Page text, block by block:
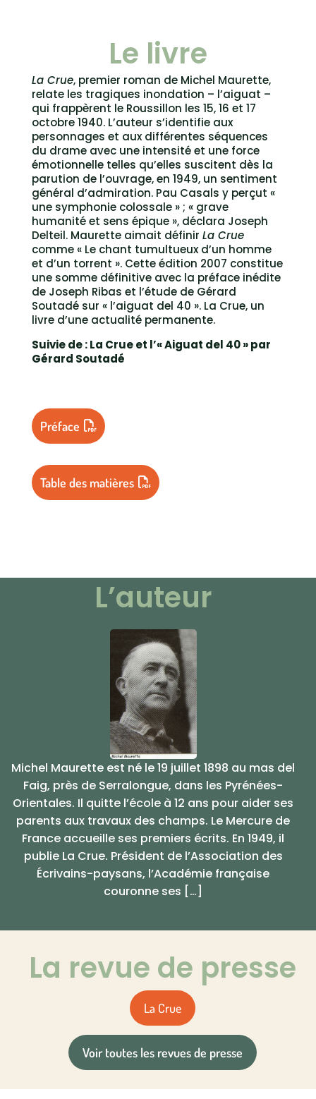
Le livre
La Crue, premier roman de Michel Maurette,
relate les tragiques inondation – l’aiguat –
qui frappèrent le Roussillon les 15, 16 et 17
octobre 1940. L’auteur s’identifie aux
personnages et aux différentes séquences
du drame avec une intensité et une force
émotionnelle telles qu’elles suscitent dès la
parution de l’ouvrage, en 1949, un sentiment
général d’admiration. Pau Casals y perçut «
une symphonie colossale » ; « grave
humanité et sens épique », déclara Joseph
Delteil. Maurette aimait définir La Crue
comme « Le chant tumultueux d’un homme
et d’un torrent ». Cette édition 2007 constitue
une somme définitive avec la préface inédite
de Joseph Ribas et l’étude de Gérard
Soutadé sur « l’aiguat del 40 ». La Crue, un
livre d’une actualité permanente.
Suivie de : La Crue et l’« Aiguat del 40 » par
Gérard Soutadé
Préface
Table des matières
L’auteur
Michel Maurette est né le 19 juillet 1898 au mas del
Faig, près de Serralongue, dans les Pyrénées-
Orientales. Il quitte l’école à 12 ans pour aider ses
parents aux travaux des champs. Le Mercure de
France accueille ses premiers écrits. En 1949, il
publie La Crue. Président de l’Association des
Écrivains-paysans, l’Académie française
couronne ses […]
La revue de presse
La Crue
Voir toutes les revues de presse